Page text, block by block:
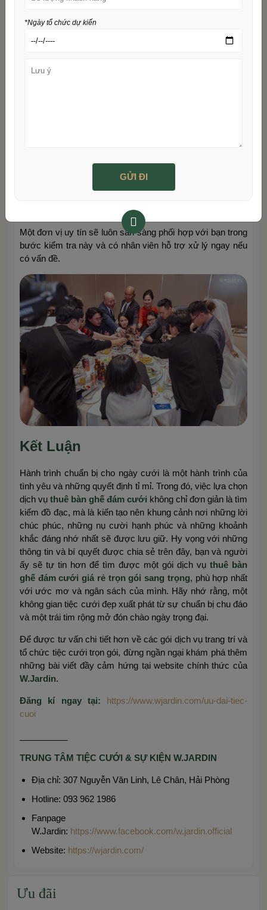
lưỡng từng chiếc bàn, ghế trước khi nhân viên nhà cung
cấp rời đi. Việc này giúp bạn tránh những tranh cãi không
Vết bẩn, rách, vỡ:
Ghi hình, chụp ảnh:
Hãy quay video hoặc chụp lại
Một đơn vị uy tín sẽ luôn sẵn sàng phối hợp với bạn trong
bước kiểm tra này và có nhân viên hỗ trợ xử lý ngay nếu
có vấn đề.
Kết Luận
Hành trình chuẩn bị cho ngày cưới là một hành trình của
tình yêu và những quyết định tỉ mỉ. Trong đó, việc lựa chọn
dịch vụ thuê bàn ghế đám cưới không chỉ đơn giản là tìm
kiếm đồ đạc, mà là kiến tạo nên khung cảnh nơi những lời
chúc phúc, những nụ cười hạnh phúc và những khoảnh
khắc đáng nhớ nhất sẽ được lưu giữ. Hy vọng với những
thông tin và bí quyết được chia sẻ trên đây, bạn và người
ấy sẽ tự tin hơn để tìm được một gói dịch vụ thuê bàn
ghế đám cưới giá rẻ trọn gói sang trọng, phù hợp nhất
với ước mơ và ngân sách của mình. Hãy nhớ rằng, một
không gian tiệc cưới đẹp xuất phát từ sự chuẩn bị chu đáo
và một trái tim rộng mở đón chào ngày trọng đại.
Để được tư vấn chi tiết hơn về các gói dịch vụ trang trí và
tổ chức tiệc cưới trọn gói, đừng ngần ngại khám phá thêm
những bài viết đầy cảm hứng tại website chính thức của
W.Jardin.
Đăng kí ngay tại: https://www.wjardin.com/uu-dai-tiec-
cuoi
TRUNG TÂM TIỆC CƯỚI & SỰ KIỆN W.JARDIN
Địa chỉ: 307 Nguyễn Văn Linh, Lê Chân, Hải Phòng
Hotline: 093 962 1986
Fanpage
W.Jardin: https://www.facebook.com/w.jardin.official
Website: https://wjardin.com/
Ưu đãi
*Ngày tổ chức dự kiến